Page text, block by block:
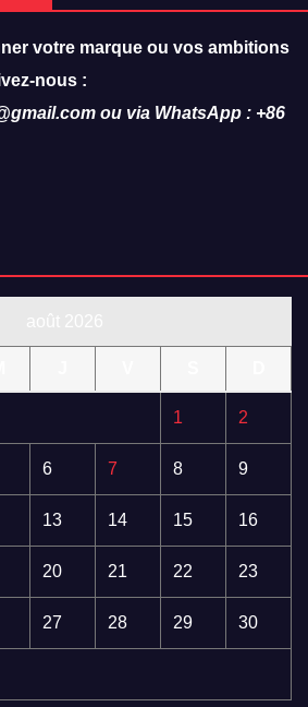
votre marque ou vos ambitions
nous :
ou via WhatsApp : +86
1 2
6 7 8 9
13 14 15 16
20 21 22 23
27 28 29 30